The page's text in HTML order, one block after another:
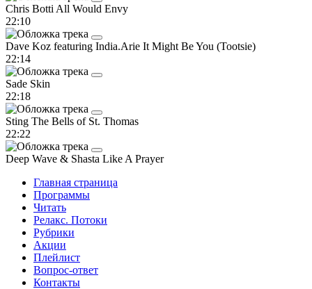
Chris Botti All Would Envy
22:10
Dave Koz featuring India.Arie It Might Be You (Tootsie)
22:14
Sade Skin
22:18
Sting The Bells of St. Thomas
22:22
Deep Wave & Shasta Like A Prayer
Главная страница
Программы
Читать
Релакс. Потоки
Рубрики
Акции
Плейлист
Вопрос-ответ
Контакты